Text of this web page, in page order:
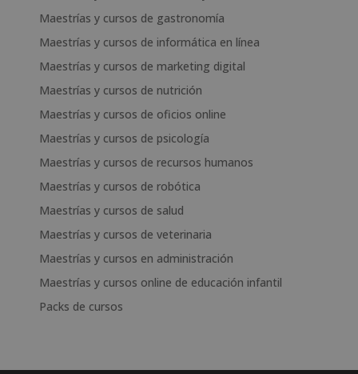
Maestrías y cursos de gastronomía
Maestrías y cursos de informática en línea
Maestrías y cursos de marketing digital
Maestrías y cursos de nutrición
Maestrías y cursos de oficios online
Maestrías y cursos de psicología
Maestrías y cursos de recursos humanos
Maestrías y cursos de robótica
Maestrías y cursos de salud
Maestrías y cursos de veterinaria
Maestrías y cursos en administración
Maestrías y cursos online de educación infantil
Packs de cursos